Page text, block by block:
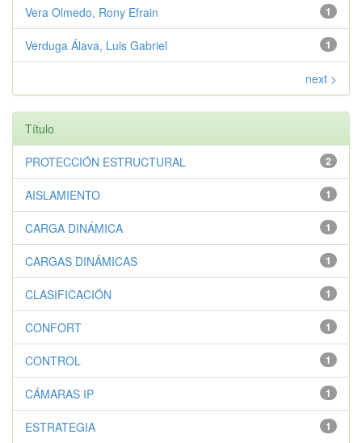
1
Vera Olmedo, Rony Efrain
1
Verduga Álava, Luis Gabriel
next >
Título
2
PROTECCIÓN ESTRUCTURAL
1
AISLAMIENTO
1
CARGA DINÁMICA
1
CARGAS DINÁMICAS
1
CLASIFICACIÓN
1
CONFORT
1
CONTROL
1
CÁMARAS IP
1
ESTRATEGIA